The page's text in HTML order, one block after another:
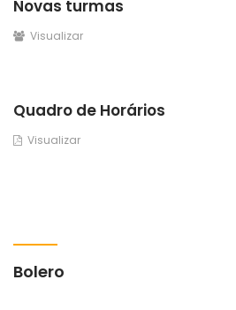
Novas turmas
Visualizar
Quadro de Horários
Visualizar
Bolero